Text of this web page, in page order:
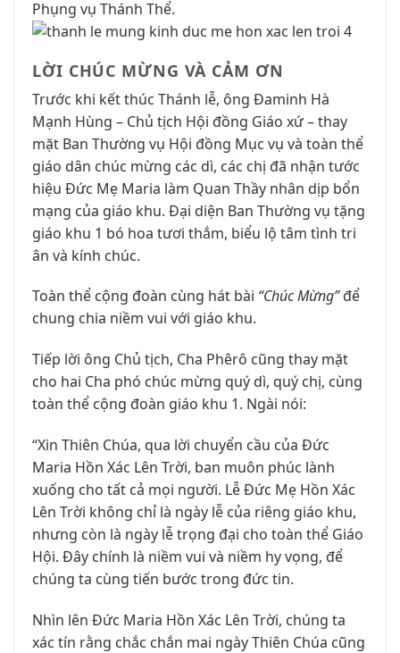
Phụng vụ Thánh Thể.
LỜI CHÚC MỪNG VÀ CẢM ƠN
Trước khi kết thúc Thánh lễ, ông Đaminh Hà
Mạnh Hùng – Chủ tịch Hội đồng Giáo xứ – thay
mặt Ban Thường vụ Hội đồng Mục vụ và toàn thể
giáo dân chúc mừng các dì, các chị đã nhận tước
hiệu Đức Mẹ Maria làm Quan Thầy nhân dịp bổn
mạng của giáo khu. Đại diện Ban Thường vụ tặng
giáo khu 1 bó hoa tươi thắm, biểu lộ tâm tình tri
ân và kính chúc.
Toàn thể cộng đoàn cùng hát bài “Chúc Mừng”để
chung chia niềm vui với giáo khu.
Tiếp lời ông Chủ tịch, Cha Phêrô cũng thay mặt
cho hai Cha phó chúc mừng quý dì, quý chị, cùng
toàn thể cộng đoàn giáo khu 1. Ngài nói:
“Xin Thiên Chúa, qua lời chuyển cầu của Đức
Maria Hồn Xác Lên Trời, ban muôn phúc lành
xuống cho tất cả mọi người. Lễ Đức Mẹ Hồn Xác
Lên Trời không chỉ là ngày lễ của riêng giáo khu,
nhưng còn là ngày lễ trọng đại cho toàn thể Giáo
Hội. Đây chính là niềm vui và niềm hy vọng, để
chúng ta cùng tiến bước trong đức tin.
Nhìn lên Đức Maria Hồn Xác Lên Trời, chúng ta
xác tín rằng chắc chắn mai ngày Thiên Chúa cũng